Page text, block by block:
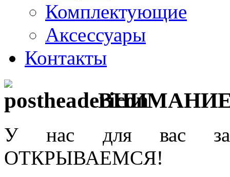
Комплектующие
Аксессуары
Контакты
У нас для вас
ОТКРЫВАЕМСЯ!